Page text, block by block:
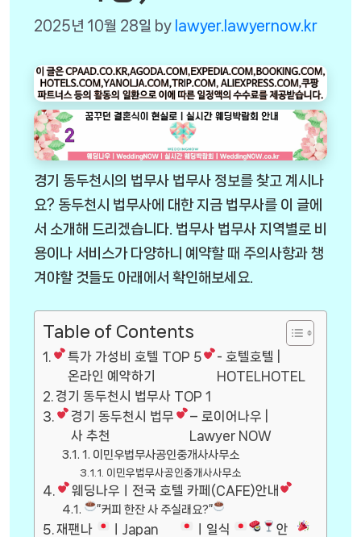
2025년 10월 28일 by lawyer.lawyernow.kr
경기 동두천시의 법무사 법무사 정보를 찾고 계시나
요? 동두천시 법무사에 대한 지금 법무사를 이 글에
서 소개해 드리겠습니다. 법무사 법무사 지역별로 비
용이나 서비스가 다양하니 예약할 때 주의사항과 챙
겨야할 것들도 아래에서 확인해보세요.
Table of Contents
특가 가성비 호텔 TOP 5
온라인 예약하기
- 호텔호텔 |
HOTELHOTEL
경기 동두천시 법무사 TOP 1
경기 동두천시 법무
사 추천
– 로이어나우 |
Lawyer NOW
1. 이민우법무사공인중개사사무소
이민우법무사공인중개사사무소
웨딩나우ㅣ전국 호텔 카페(CAFE)안내
”커피 한잔 사 주실래요?”
재팬나
ㅣJapan
ㅣ일식
안